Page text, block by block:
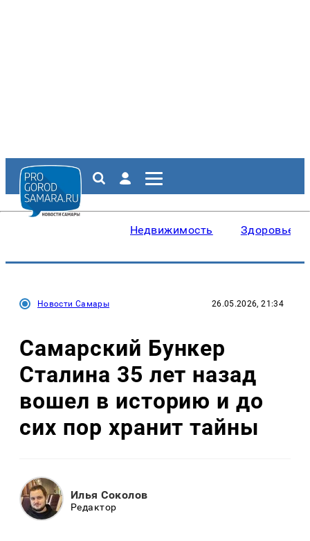
Недвижимость Здоровье
Новости Самары 26.05.2026, 21:34
Самарский Бункер
Сталина 35 лет назад
вошел в историю и до
сих пор хранит тайны
Илья Соколов
Редактор